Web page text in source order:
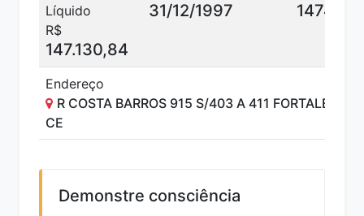
Líquido
R$
147.130,84
31/12/1997 1474
Endereço
R COSTA BARROS 915 S/403 A 411 FORTALEZA
CE
Demonstre consciência